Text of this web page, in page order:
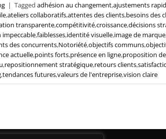
| Tagged adhésion au changement,ajustements
,ateliers collaboratifs,attentes des clients,besoins des
transparente,compétitivité,croissance,décisions
impeccable,faiblesses,identité visuelle,image de marque
des concurrents,Notoriété,objectifs communs,
actuelle,points forts,présence en ligne,proposition
,repositionnement stratégique,retours clients,
,tendances futures,valeurs de l'entreprise,vision claire